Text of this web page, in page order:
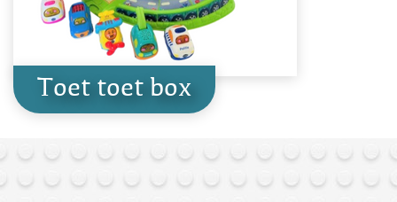
Toet toet box